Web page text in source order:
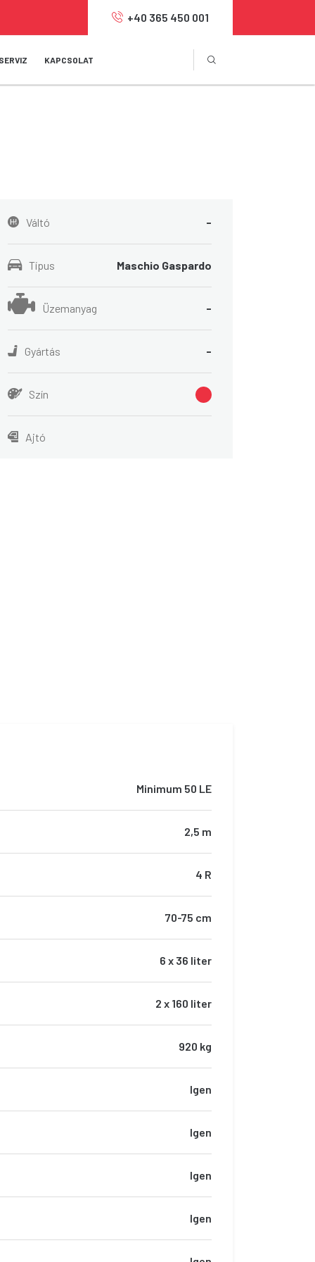
+40 365 450 001
KAPCSOLAT
Váltó -
Típus Maschio Gaspardo
Üzemanyag -
Gyártás -
Szín
Ajtó
Minimum 50 LE
2,5 m
4 R
70-75 cm
6 x 36 liter
2 x 160 liter
920 kg
Igen
Igen
Igen
Igen